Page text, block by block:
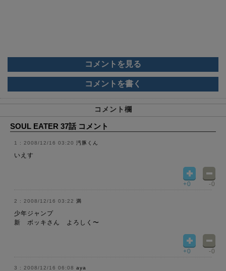
コメントを見る
コメントを書く
コメント欄
SOUL EATER 37話 コメント
2008/12/16 03:20 汚豚くん
いえす
+0 -0
2008/12/16 03:22 満
少年ジャンプ
新 ボッキさん よろしく〜
+0 -0
2008/12/16 06:08 aya